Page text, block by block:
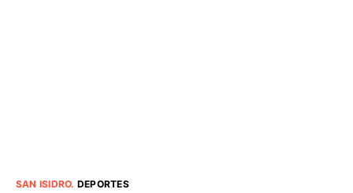
SAN ISIDRO. DEPORTES